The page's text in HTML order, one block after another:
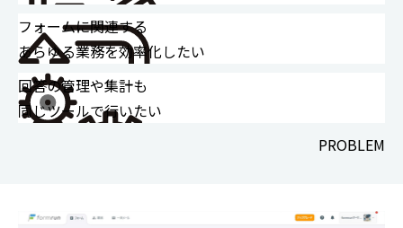
フォームに関連する
あらゆる業務を効率化したい
回答の管理や集計も
同じツールで行いたい
PROBLEM